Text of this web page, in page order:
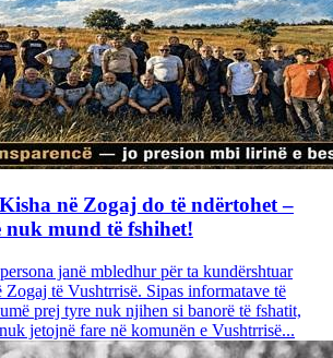
në Zogaj do të ndërtohet –
nuk mund të fshihet!
janë mbledhur për ta kundërshtuar
të Vushtrrisë. Sipas informatave të
prej tyre nuk njihen si banorë të fshatit,
jetojnë fare në komunën e Vushtrrisë...